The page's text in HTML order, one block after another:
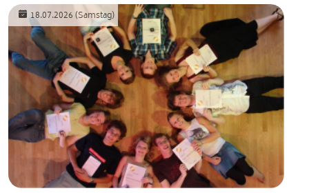
18.07.2026(Samstag)